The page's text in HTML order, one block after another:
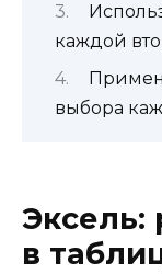
каждой
выбора
Эксель:
в